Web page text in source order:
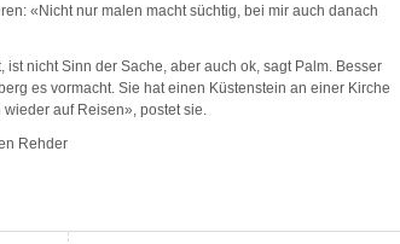
«Nicht nur malen macht süchtig, bei mir auch danach
nicht Sinn der Sache, aber auch ok, sagt Palm. Besser
es vormacht. Sie hat einen Küstenstein an einer Kirche
auf Reisen», postet sie.
Rehder